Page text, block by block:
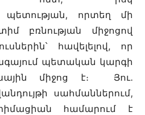
պետության, որտեղ մի
բռնության միջոցով
հավելելով, որ
պետական կարգի
միջոց է։ Յու.
սահմաններում,
համարում է